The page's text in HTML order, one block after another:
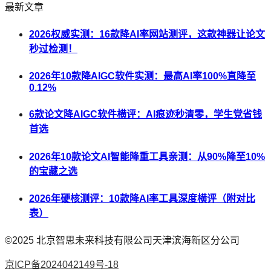
最新文章
2026权威实测：16款降AI率网站测评，这款神器让论文
秒过检测！
2026年10款降AIGC软件实测：最高AI率100%直降至
0.12%
6款论文降AIGC软件横评：AI痕迹秒清零，学生党省钱
首选
2026年10款论文AI智能降重工具亲测：从90%降至10%
的宝藏之选
2026年硬核测评：10款降AI率工具深度横评（附对比
表）
©2025 北京智思未来科技有限公司天津滨海新区分公司
京ICP备2024042149号-18